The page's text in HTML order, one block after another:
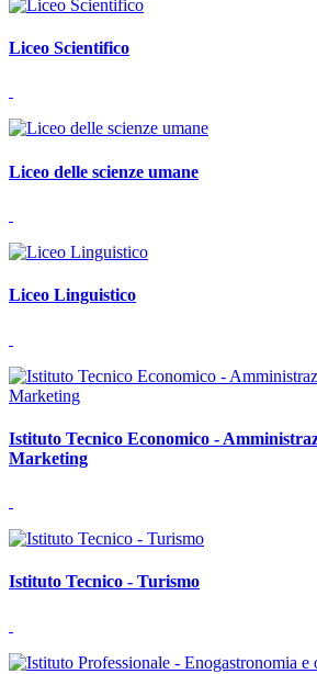
Liceo Scientifico
Liceo delle scienze umane
Liceo Linguistico
Istituto Tecnico Economico -
Marketing
Istituto Tecnico - Turismo